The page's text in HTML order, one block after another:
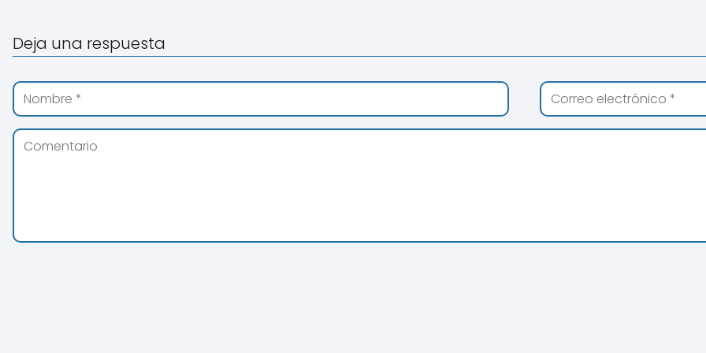
Deja una respuesta